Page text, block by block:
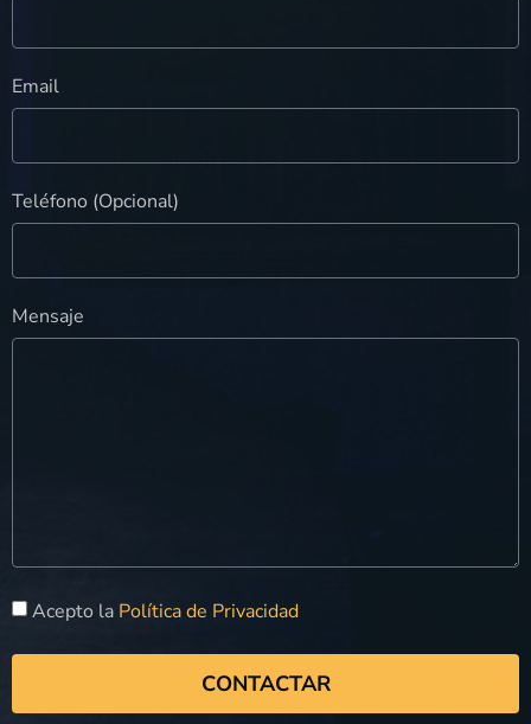
Email
Teléfono (Opcional)
Mensaje
Acepto la Política de Privacidad
CONTACTAR